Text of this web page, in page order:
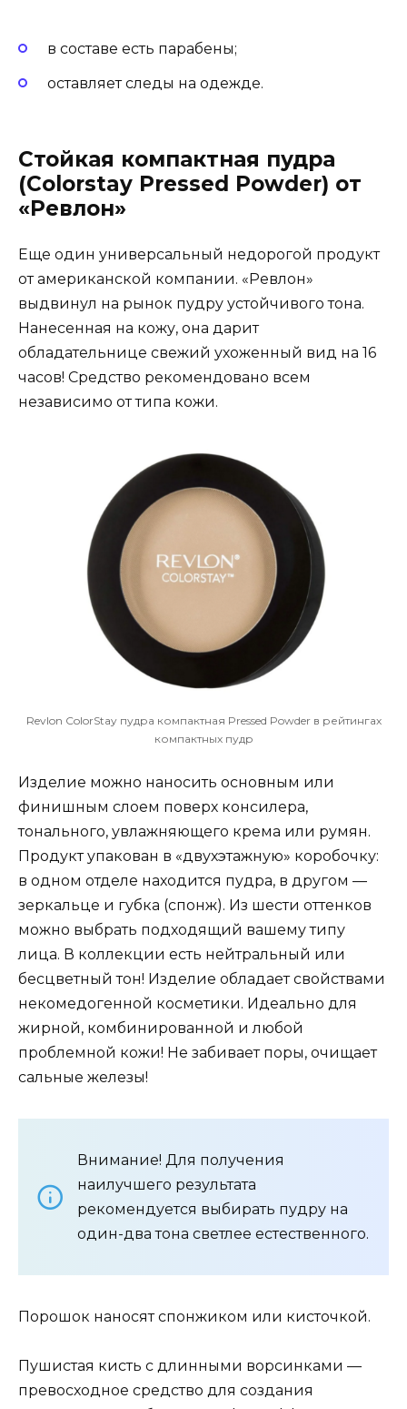
в составе есть парабены;
оставляет следы на одежде.
Стойкая компактная пудра
(Colorstay Pressed Powder) от
«Ревлон»
Еще один универсальный недорогой продукт
от американской компании. «Ревлон»
выдвинул на рынок пудру устойчивого тона.
Нанесенная на кожу, она дарит
обладательнице свежий ухоженный вид на 16
часов! Средство рекомендовано всем
независимо от типа кожи.
Revlon ColorStay пудра компактная Pressed Powder в рейтингах
компактных пудр
Изделие можно наносить основным или
финишным слоем поверх консилера,
тонального, увлажняющего крема или румян.
Продукт упакован в «двухэтажную» коробочку:
в одном отделе находится пудра, в другом —
зеркальце и губка (спонж). Из шести оттенков
можно выбрать подходящий вашему типу
лица. В коллекции есть нейтральный или
бесцветный тон! Изделие обладает свойствами
некомедогенной косметики. Идеально для
жирной, комбинированной и любой
проблемной кожи! Не забивает поры, очищает
сальные железы!
Внимание! Для получения
наилучшего результата
рекомендуется выбирать пудру на
один-два тона светлее естественного.
Порошок наносят спонжиком или кисточкой.
Пушистая кисть с длинными ворсинками —
превосходное средство для создания